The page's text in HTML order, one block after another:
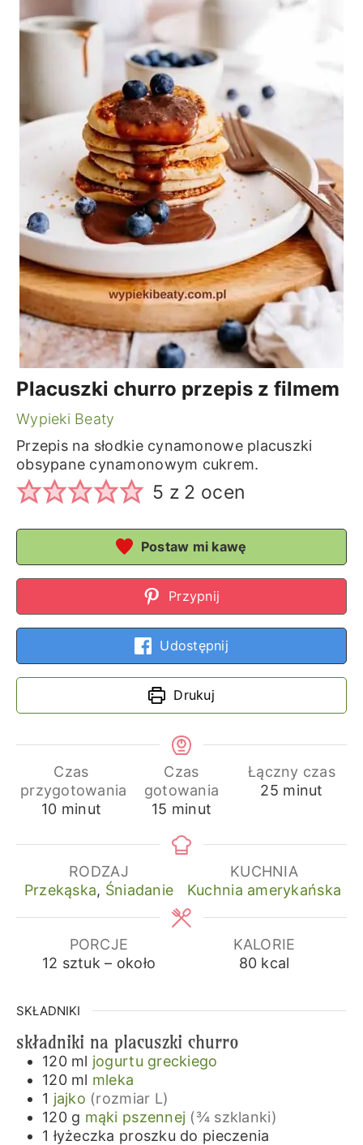
Placuszki churro przepis z filmem
Wypieki Beaty
Przepis na słodkie cynamonowe placuszki
obsypane cynamonowym cukrem.
5 z 2 ocen
Postaw mi kawę
Przypnij
Udostępnij
Drukuj
Czas
przygotowania
10minuty
minut
Czas
gotowania
15 minuty
minut
Łączny czas
25minuty
minut
RODZAJ
Przekąska, Śniadanie
KUCHNIA
Kuchnia amerykańska
PORCJE
12 sztuk – około
KALORIE
80 kcal
SKŁADNIKI
składniki na placuszki churro
120 ml jogurtu greckiego
120 ml mleka
1 jajko (rozmiar L)
120 g mąki pszennej (¾ szklanki)
1 łyżeczka proszku do pieczenia